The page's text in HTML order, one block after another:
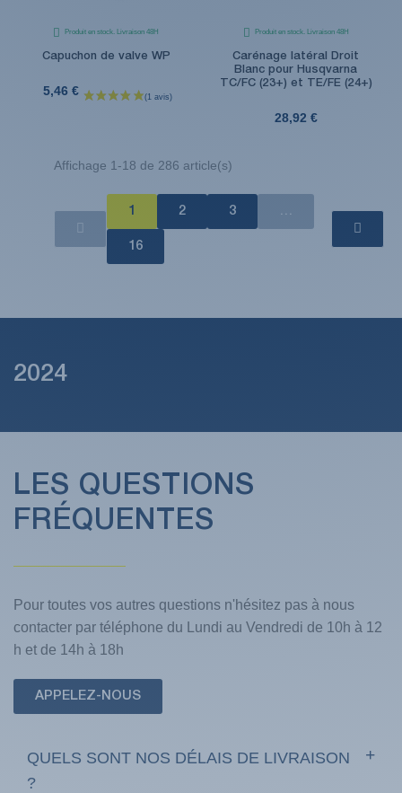
Produit en stock. Livraison 48H
Capuchon de valve WP
5,46 €
Produit en stock. Livraison 48H
Carénage latéral Droit
Blanc pour Husqvarna
TC/FC (23+) et TE/FE (24+)
28,92 €
Affichage 1-18 de 286 article(s)
1 2 3
16
2024
LES QUESTIONS
FRÉQUENTES
Pour toutes vos autres questions n'hésitez pas à nous
contacter par téléphone du Lundi au Vendredi de 10h à 12
h et de 14h à 18h
APPELEZ-NOUS
QUELS SONT NOS DÉLAIS DE LIVRAISON
?